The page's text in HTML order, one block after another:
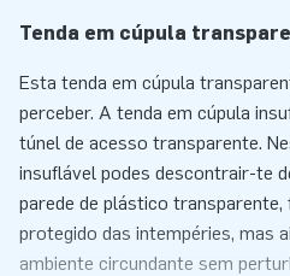
Tenda em cúpula
Esta tenda em cúpula
perceber. A tenda em cúpula
túnel de acesso transparente.
insuflável podes descontrair-te
parede de plástico
protegido das intempéries, mas
ambiente circundante sem